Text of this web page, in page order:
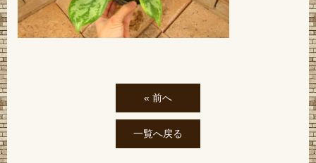
« 前へ
一覧へ戻る